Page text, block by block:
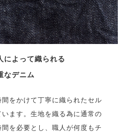
によって織られる
なデニム
間をかけて丁寧に織られたセル
ます。生地を織る為に通常の
を必要とし、職人が何度もチ